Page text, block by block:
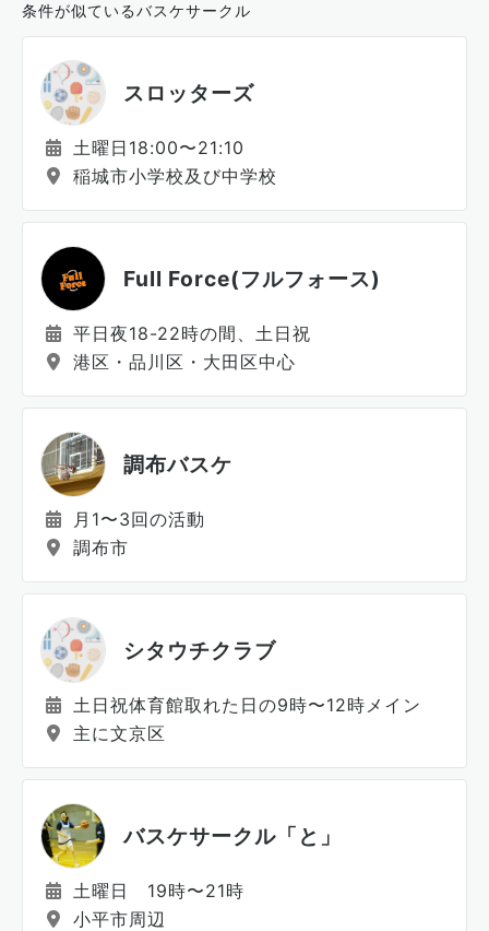
条件が似ているバスケサークル
スロッターズ
土曜日18:00〜21:10
稲城市小学校及び中学校
Full Force(フルフォース)
平日夜18-22時の間、土日祝
港区・品川区・大田区中心
調布バスケ
月1〜3回の活動
調布市
シタウチクラブ
土日祝体育館取れた日の9時〜12時メイン
主に文京区
バスケサークル「と」
土曜日 19時〜21時
小平市周辺